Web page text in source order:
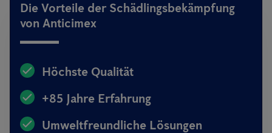
Die Vorteile der Schädlingsbekämpfung
von Anticimex
Höchste Qualität
+85 Jahre Erfahrung
Umweltfreundliche Lösungen